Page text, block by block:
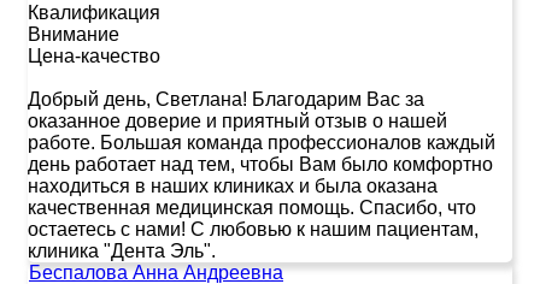
Квалификация
Внимание
Цена-качество
Добрый день, Светлана! Благодарим Вас за
оказанное доверие и приятный отзыв о нашей
работе. Большая команда профессионалов каждый
день работает над тем, чтобы Вам было комфортно
находиться в наших клиниках и была оказана
качественная медицинская помощь. Спасибо, что
остаетесь с нами! С любовью к нашим пациентам,
клиника "Дента Эль".
Беспалова Анна Андреевна